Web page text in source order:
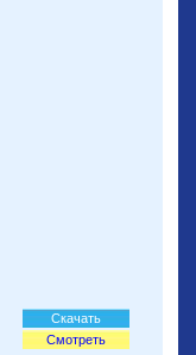
Скачать
Смотреть